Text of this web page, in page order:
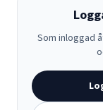
Som inloggad